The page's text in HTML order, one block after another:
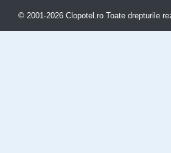
© 2001-2026 Clopotel.ro Toate drepturile